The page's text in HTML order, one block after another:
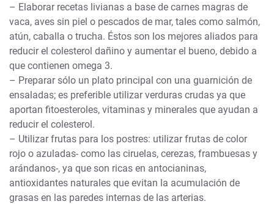
– Elaborar recetas livianas a base de carnes magras de
vaca, aves sin piel o pescados de mar, tales como salmón,
atún, caballa o trucha. Éstos son los mejores aliados para
reducir el colesterol dañino y aumentar el bueno, debido a
que contienen omega 3.
– Preparar sólo un plato principal con una guarnición de
ensaladas; es preferible utilizar verduras crudas ya que
aportan fitoesteroles, vitaminas y minerales que ayudan a
reducir el colesterol.
– Utilizar frutas para los postres: utilizar frutas de color
rojo o azuladas- como las ciruelas, cerezas, frambuesas y
arándanos-, ya que son ricas en antocianinas,
antioxidantes naturales que evitan la acumulación de
grasas en las paredes internas de las arterias.